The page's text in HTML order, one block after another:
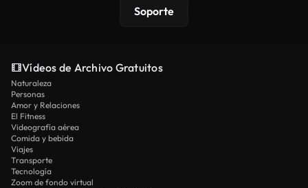
Soporte
Vídeos de Archivo Gratuitos
Naturaleza
Personas
Amor y Relaciones
El Fitness
Videografía aérea
Comida y bebida
Viajes
Transporte
Tecnología
Zoom de fondo virtual